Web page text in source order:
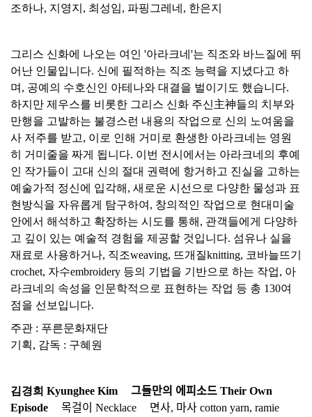
조하나, 지영지, 최성임, 파핑그레네, 한은지
그리스 신화에 나오는 여인 '아라크네'는 직조와 바느질에 뛰
어난 인물입니다. 신에 필적하는 직조 능력을 지녔다고 하
며, 공예의 수호신인 아테나와 대결을 벌이기도 했습니다.
하지만 제우스를 비롯한 그리스 신화 주신主神들의 치부와
만행을 고발하는 불경스런 내용의 작업으로 신의 노여움을
사 저주를 받고, 이로 인해 거미로 환생한 아라크네는 영원
히 거미줄을 짜게 됩니다. 이번 전시에서는 아라크네의 후예
인 작가들이 고대 신의 절대 권력에 항거하고 진실을 고하는
예술가적 정신에 입각해, 새로운 시선으로 다양한 물성과 표
현방식을 자유롭게 탐구하여, 창의적인 작업으로 현대미술
안에서 해석하고 확장하는 시도를 통해, 관객들에게 다양하
고 깊이 있는 예술적 경험을 제공할 것입니다. 섬유나 실을
재료로 사용하거나, 직조weaving, 뜨개질knitting, 코바늘뜨기
crochet, 자수embroidery 등의 기법을 기반으로 하는 작업, 아
라크네의 속성을 인문학적으로 표현하는 작업 등 총 130여
점을 선보입니다.
주관 : 푸른문화재단
기획, 감독 : 구혜원
김경희 Kyunghee Kimﾠ 그들만의 에피소드 Their Own
Episode ﾠ 목걸이 Necklaceﾠ 면사, 마사 cotton yarn, ramie